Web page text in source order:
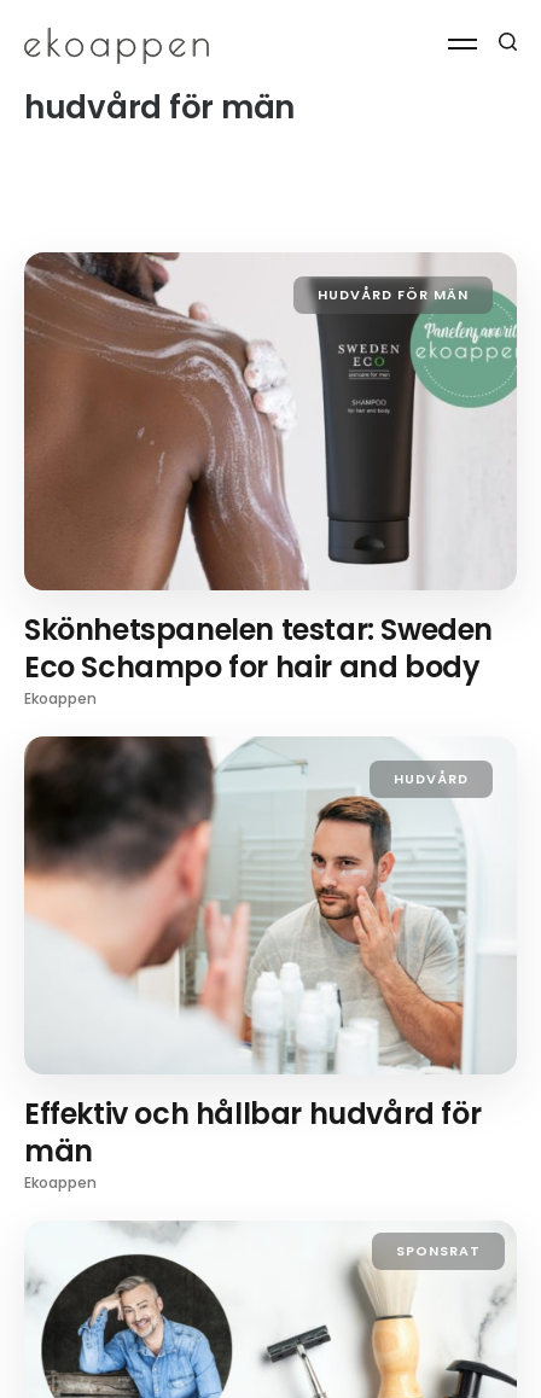
hudvård för män
HUDVÅRD FÖR MÄN
Skönhetspanelen testar: Sweden
Eco Schampo for hair and body
Ekoappen
HUDVÅRD
Effektiv och hållbar hudvård för
män
Ekoappen
SPONSRAT